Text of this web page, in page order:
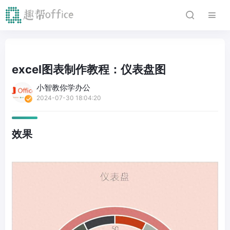
excel图表制作教程：仪表盘图
小智教你学办公
2024-07-30 18:04:20
效果